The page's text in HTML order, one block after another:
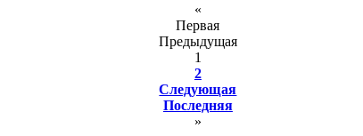
«
Первая
Предыдущая
1
2
Следующая
Последняя
»